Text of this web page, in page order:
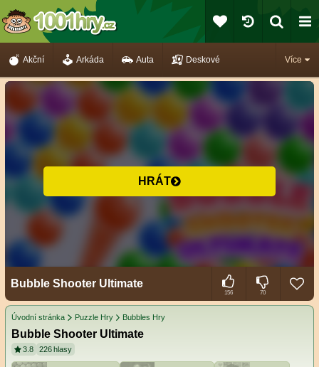
Více
Akční Arkáda Auta Deskové
HRÁT
Bubble Shooter Ultimate
156 70
Úvodní stránka Puzzle Hry Bubbles Hry
Bubble Shooter Ultimate
3.8 226 hlasy